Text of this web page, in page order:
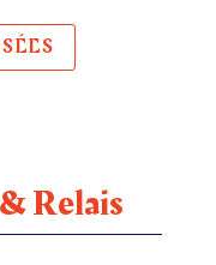
Relais